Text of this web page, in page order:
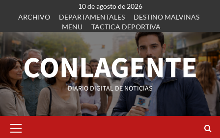
10 de agosto de 2026
ARCHIVO
DEPARTAMENTALES
DESTINO MALVINAS
MENU
TACTICA DEPORTIVA
CONLAGENTE
DIARIO DIGITAL DE NOTICIAS